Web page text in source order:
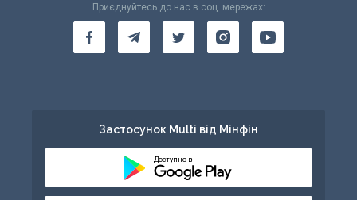
Приєднуйтесь до нас в соц. мережах:
Застосунок Multi від Мінфін
Доступно в